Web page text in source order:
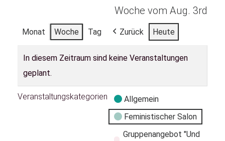
Woche vom Aug. 3rd
Monat Woche Tag Zurück Heute
In diesem Zeitraum sind keine Veranstaltungen
geplant.
Veranstaltungskategorien
Allgemein
Feministischer Salon
Gruppenangebot "Und